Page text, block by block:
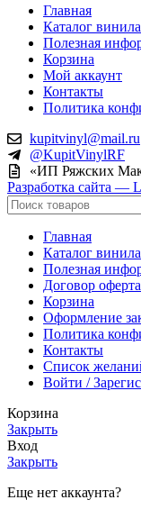
Главная
Каталог винила
Полезная
Корзина
Мой аккаунт
Контакты
Политика
kupitvinyl@mail.ru
@KupitVinylRF
«ИП Ряжских
Разработка сайта —
Главная
Каталог винила
Полезная
Договор оферта
Корзина
Оформление
Политика
Контакты
Список
Войти /
Корзина
Закрыть
Вход
Закрыть
Еще нет аккаунта?